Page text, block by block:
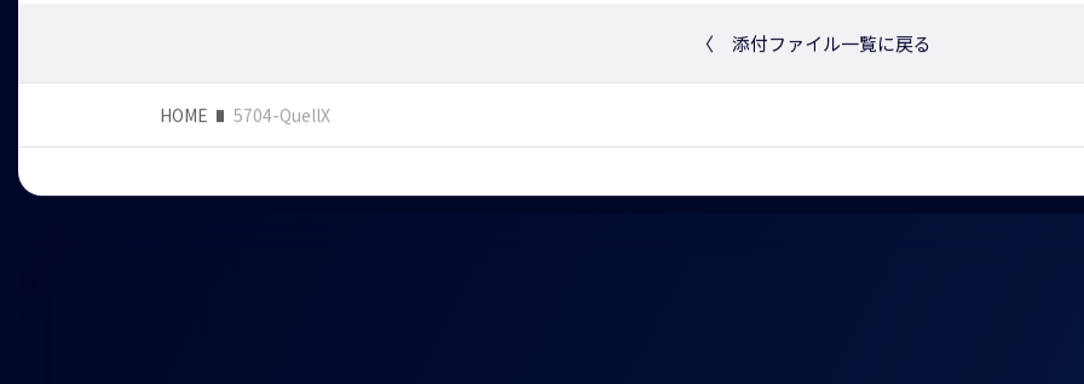
〈 添付ファイル一覧に戻る
HOME 5704-QuellX